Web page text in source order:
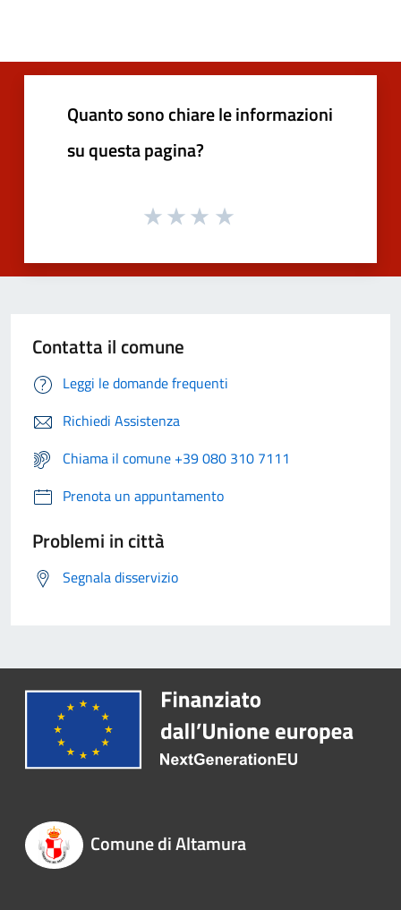
Quanto sono chiare le informazioni
su questa pagina?
Contatta il comune
Leggi le domande frequenti
Richiedi Assistenza
Chiama il comune +39 080 310 7111
Prenota un appuntamento
Problemi in città
Segnala disservizio
Comune di Altamura